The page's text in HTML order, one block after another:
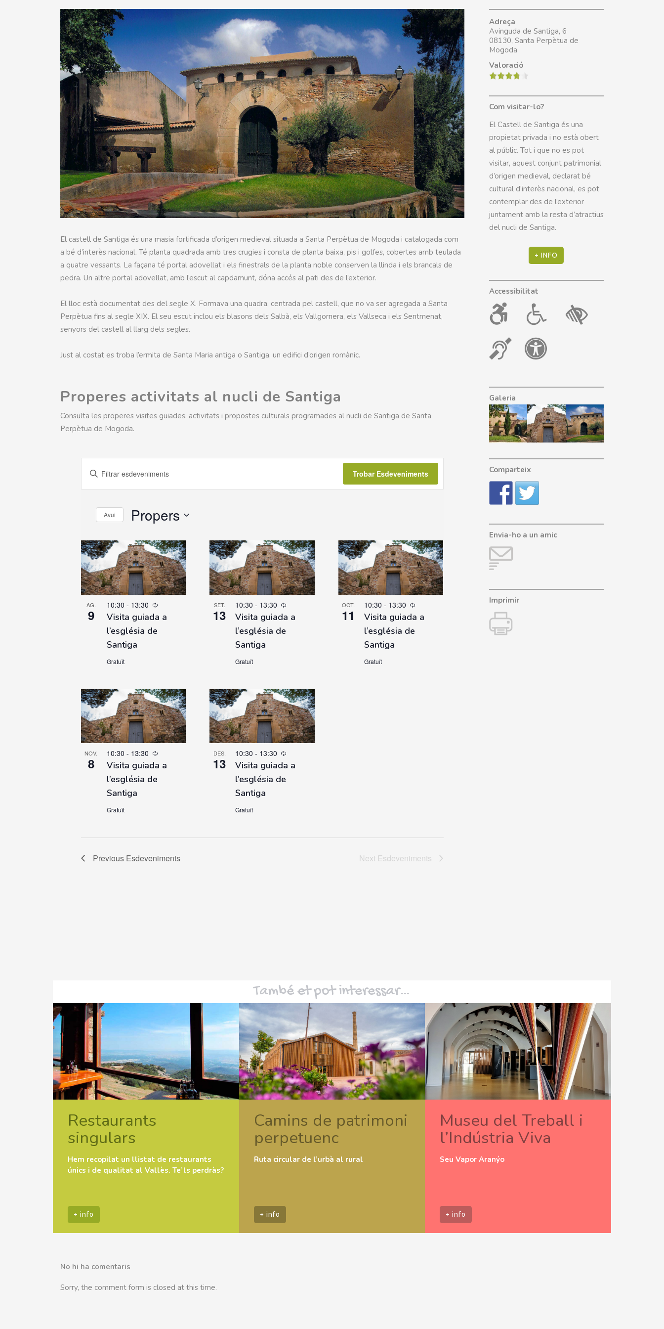
El castell de Santiga és una masia fortificada d’origen medieval situada a Santa Perpètua de Mogoda i catalogada com
a bé d’interès nacional. Té planta quadrada amb tres crugies i consta de planta baixa, pis i golfes, cobertes amb teulada
a quatre vessants. La façana té portal adovellat i els finestrals de la planta noble conserven la llinda i els brancals de
pedra. Un altre portal adovellat, amb l’escut al capdamunt, dóna accés al pati des de l’exterior.
El lloc està documentat des del segle X. Formava una quadra, centrada pel castell, que no va ser agregada a Santa
Perpètua fins al segle XIX. El seu escut inclou els blasons dels Salbà, els Vallgornera, els Vallseca i els Sentmenat,
senyors del castell al llarg dels segles.
Just al costat es troba l’ermita de Santa Maria antiga o Santiga, un edifici d’origen romànic.
Properes activitats al nucli de Santiga
Consulta les properes visites guiades, activitats i propostes culturals programades al nucli de Santiga de Santa
Perpètua de Mogoda.
Esdeveniments
Search
and
Views
Navigation
Introdueix
Cerca
per
la
paraula
clau.
Trobar Esdeveniments
Esdeveniment
Avui Propers
date.
AG.
9
10:30 - 13:30
Visita guiada a
l’església de
Santiga
Gratuït
SET.
13
10:30- 13:30
Visita guiada a
l’església de
Santiga
Gratuït
OCT.
11
10:30 - 13:30
Visita guiada a
l’església de
Santiga
Gratuït
NOV.
8
10:30 - 13:30
Visita guiada a
l’església de
Santiga
Gratuït
DES.
13
10:30- 13:30
Visita guiada a
l’església de
Santiga
Gratuït
Previous Esdeveniments Next Esdeveniments
Adreça
Avinguda de Santiga, 6
08130, Santa Perpètua de
Mogoda
Valoració
Com visitar-lo?
El Castell de Santiga és una
propietat privada i no està obert
al públic. Tot i que no es pot
visitar, aquest conjunt patrimonial
d’origen medieval, declarat bé
cultural d’interès nacional, es pot
contemplar des de l’exterior
juntament amb la resta d’atractius
del nucli de Santiga.
+ INFO
Accessibilitat
Galeria
Comparteix
Envia-ho a un amic
Imprimir
També et pot interessar…
Restaurants
singulars
Hem recopilat un llistat de restaurants
únics i de qualitat al Vallès. Te’ls perdràs?
+ info
Camins de patrimoni
perpetuenc
Ruta circular de l’urbà al rural
+ info
Museu del Treball i
l’Indústria Viva
Seu Vapor Aranýo
+ info
No hi ha comentaris
Sorry, the comment form is closed at this time.